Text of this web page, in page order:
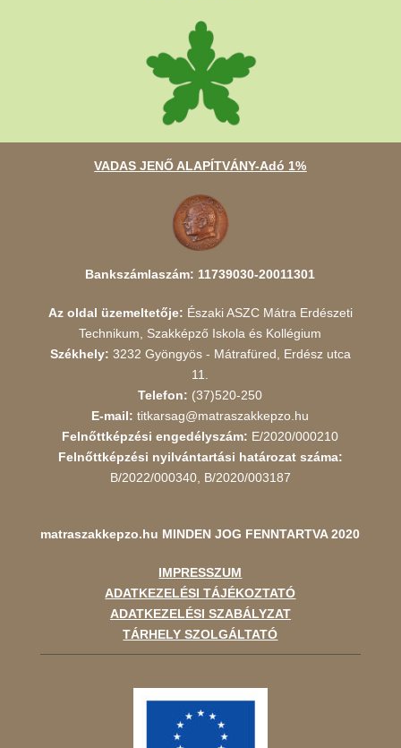
VADAS JENŐ ALAPÍTVÁNY-Adó 1%
Bankszámlaszám: 11739030-20011301
Az oldal üzemeltetője: Északi ASZC Mátra Erdészeti
Technikum, Szakképző Iskola és Kollégium
Székhely: 3232 Gyöngyös - Mátrafüred, Erdész utca
11.
Telefon: (37)520-250
E-mail: titkarsag@matraszakkepzo.hu
Felnőttképzési engedélyszám: E/2020/000210
Felnőttképzési nyilvántartási határozat száma:
B/2022/000340, B/2020/003187
matraszakkepzo.hu MINDEN JOG FENNTARTVA 2020
IMPRESSZUM
ADATKEZELÉSI TÁJÉKOZTATÓ
ADATKEZELÉSI SZABÁLYZAT
TÁRHELY SZOLGÁLTATÓ